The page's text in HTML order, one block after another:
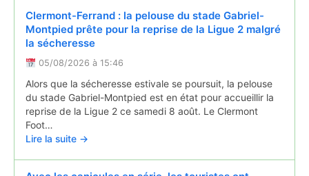
Clermont-Ferrand : la pelouse du stade Gabriel-
Montpied prête pour la reprise de la Ligue 2 malgré
la sécheresse
05/08/2026 à 15:46
Alors que la sécheresse estivale se poursuit, la pelouse
du stade Gabriel-Montpied est en état pour accueillir la
reprise de la Ligue 2 ce samedi 8 août. Le Clermont
Foot…
Lire la suite →